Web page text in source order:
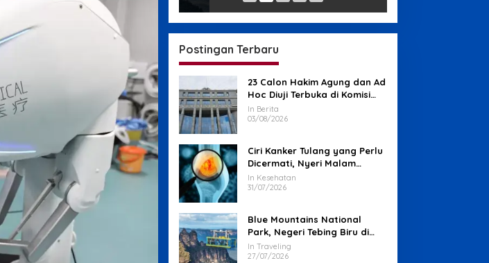
Postingan Terbaru
23 Calon Hakim Agung dan Ad
Hoc Diuji Terbuka di Komisi
Yudisial
In Berita
03/08/2026
Ciri Kanker Tulang yang Perlu
Dicermati, Nyeri Malam
hingga Benjolan
In Kesehatan
31/07/2026
Blue Mountains National
Park, Negeri Tebing Biru di
Barat Sydney
In Traveling
27/07/2026